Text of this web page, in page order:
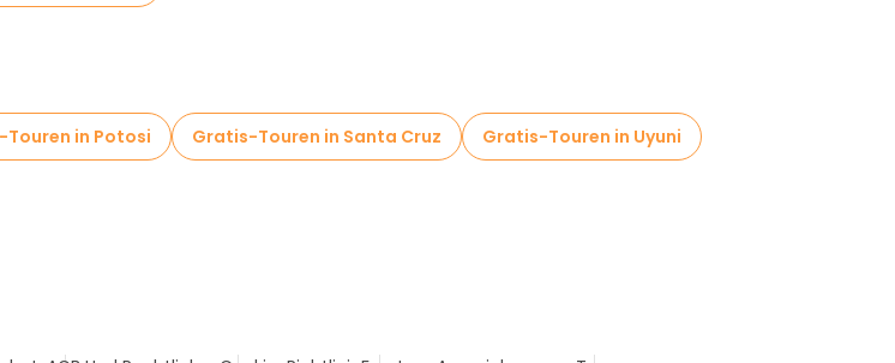
in Potosi Gratis-Touren in Santa Cruz Gratis-Touren in Uyuni